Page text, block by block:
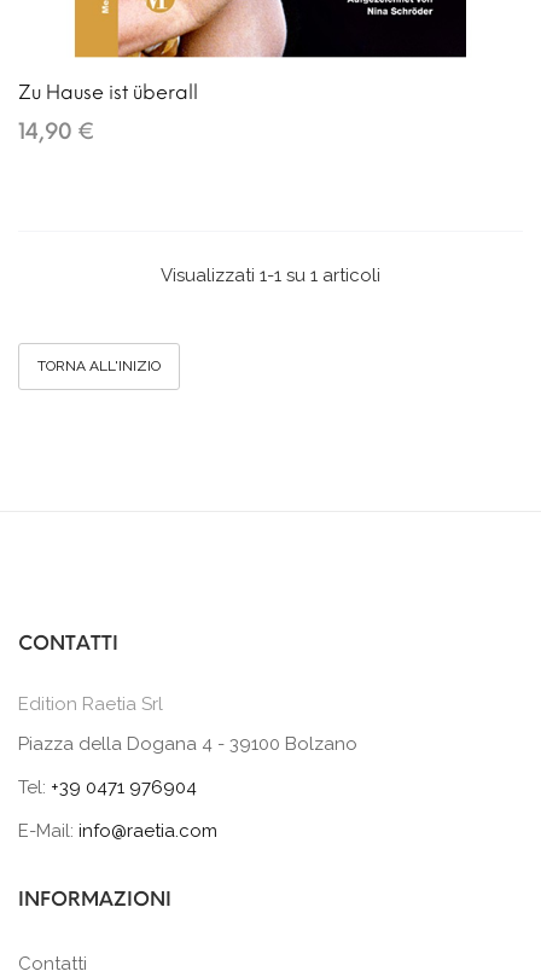
Zu Hause ist überall
14,90 €
Visualizzati 1-1 su 1 articoli
TORNA ALL'INIZIO
CONTATTI
Edition Raetia Srl
Piazza della Dogana 4 - 39100 Bolzano
Tel: +39 0471 976904
E-Mail: info@raetia.com
INFORMAZIONI
Contatti